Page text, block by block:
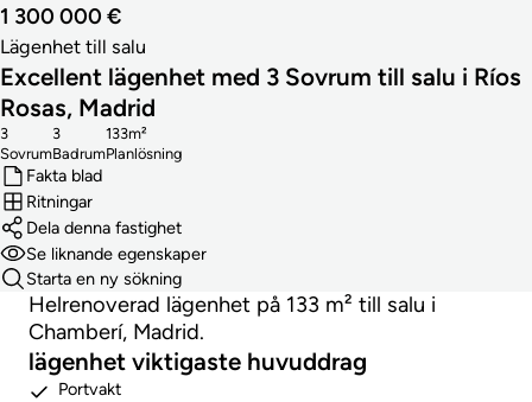
1 300 000 €
Lägenhet till salu
Excellent lägenhet med 3 Sovrum till salu i Ríos
Rosas, Madrid
Sovrum
3
Badrum
3
Planlösning
133m²
Fakta blad
Ritningar
Dela denna fastighet
Se liknande egenskaper
Starta en ny sökning
Helrenoverad lägenhet på 133 m² till salu i
Chamberí, Madrid.
lägenhet viktigaste huvuddrag
Portvakt